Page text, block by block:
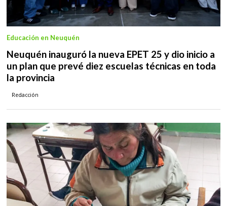
Neuquén inauguró la nueva EPET 25 y dio inicio a
un plan que prevé diez escuelas técnicas en toda
la provincia
Redacción
Educación en Neuquén